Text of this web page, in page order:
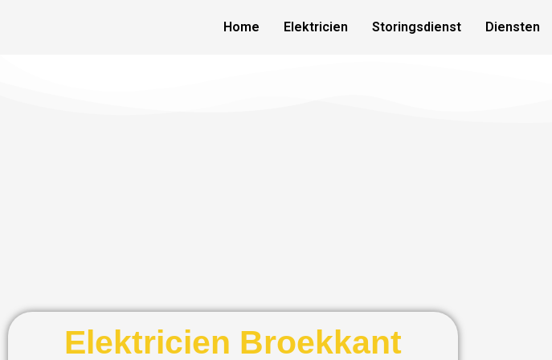
Home Elektricien Storingsdienst Diensten
Elektricien Broekkant